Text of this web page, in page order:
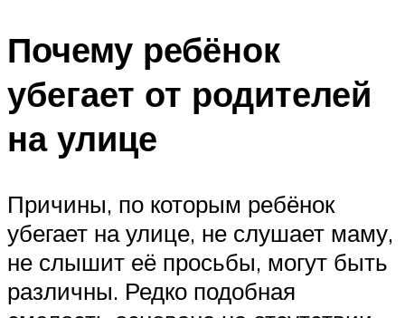
Почему ребёнок
убегает от родителей
на улице
Причины, по которым ребёнок
убегает на улице, не слушает маму,
не слышит её просьбы, могут быть
различны. Редко подобная